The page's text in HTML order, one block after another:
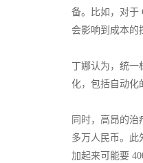
备。比如，对于
会影响到成本的
丁娜认为，统一
化，包括自动化
同时，高昂的
多万人民币。此
加起来可能要